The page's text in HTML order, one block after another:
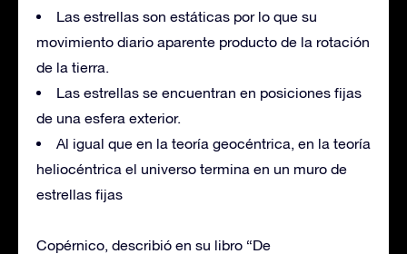
Las estrellas son estáticas por lo que su
movimiento diario aparente producto de la rotación
de la tierra.
Las estrellas se encuentran en posiciones fijas
de una esfera exterior.
Al igual que en la teoría geocéntrica, en la teoría
heliocéntrica el universo termina en un muro de
estrellas fijas
Copérnico, describió en su libro “De